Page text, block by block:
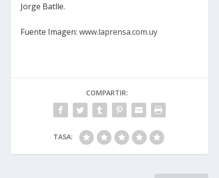
Jorge Batlle.
Fuente Imagen:www.laprensa.com.uy
COMPARTIR:
TASA: